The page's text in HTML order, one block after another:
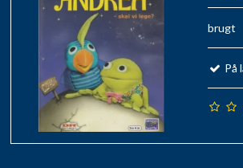
brugt
På